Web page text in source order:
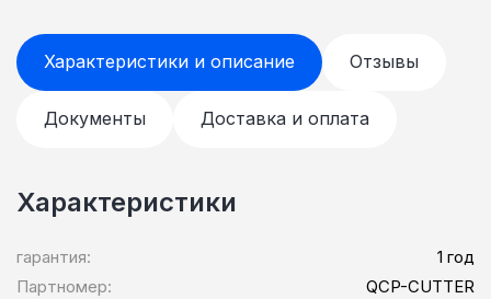
Характеристики и описание Отзывы
Документы Доставка и оплата
Характеристики
гарантия:
1 год
Партномер:
QCP-CUTTER